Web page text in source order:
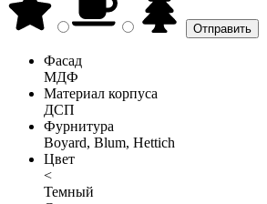
Фасад
МДФ
Материал корпуса
ДСП
Фурнитура
Boyard, Blum, Hettich
Цвет
<
Темный